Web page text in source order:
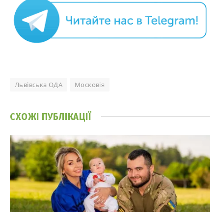
Львівська ОДА Московія
СХОЖІ ПУБЛІКАЦІЇ